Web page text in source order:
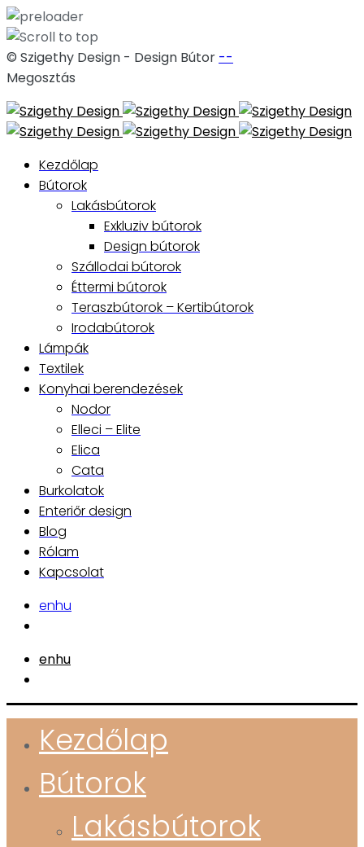
© Szigethy Design - Design Bútor --
Megosztás
Skip
to
Kezdőlap
Bútorok
Lakásbútorok
Exkluziv bútorok
Design bútorok
Szállodai bútorok
Éttermi bútorok
Teraszbútorok – Kertibútorok
Irodabútorok
Lámpák
Textilek
Konyhai berendezések
Nodor
Elleci – Elite
Elica
Cata
Burkolatok
Enteriőr design
Blog
Rólam
Kapcsolat
enhu
enhu
Kezdőlap
Bútorok
Lakásbútorok